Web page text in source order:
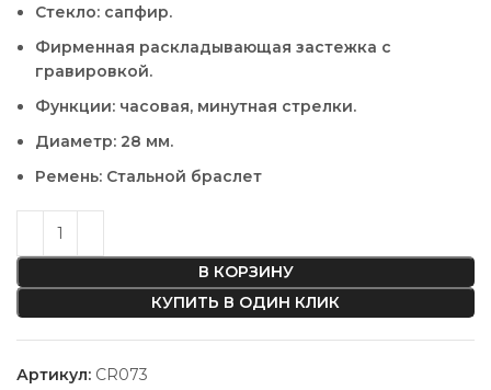
Стекло: сапфир.
Фирменная раскладывающая застежка с
гравировкой.
Функции: часовая, минутная стрелки.
Диаметр: 28 мм.
Ремень: Стальной браслет
В КОРЗИНУ
КУПИТЬ В ОДИН КЛИК
Артикул: CR073